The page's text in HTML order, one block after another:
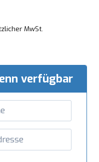
MwSt.
verfügbar